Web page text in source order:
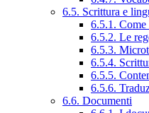
6.5. Scrittura e
6.5.1. Come
6.5.2. Le
6.5.3.
6.5.4.
6.5.5.
6.5.6.
6.6. Documenti